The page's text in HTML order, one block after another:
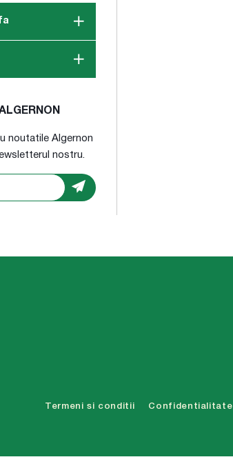
noutatile Algernon
nostru.
Termeni si conditii Confidentialitate